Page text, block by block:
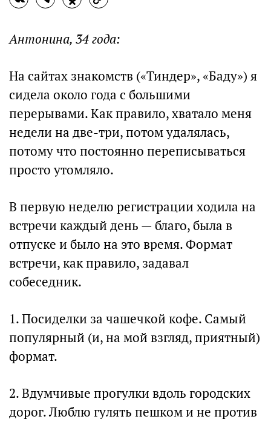
Антонина, 34 года:
На сайтах знакомств («Тиндер», «Баду») я
сидела около года с большими
перерывами. Как правило, хватало меня
недели на две-три, потом удалялась,
потому что постоянно переписываться
просто утомляло.
В первую неделю регистрации ходила на
встречи каждый день — благо, была в
отпуске и было на это время. Формат
встречи, как правило, задавал
собеседник.
1. Посиделки за чашечкой кофе. Самый
популярный (и, на мой взгляд, приятный)
формат.
2. Вдумчивые прогулки вдоль городских
дорог. Люблю гулять пешком и не против